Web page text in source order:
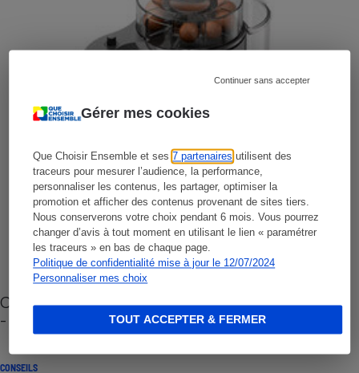
Gérer mes cookies
Que Choisir Ensemble et ses7 partenaires utilisent des
traceurs pour mesurer l’audience, la performance,
personnaliser les contenus, les partager, optimiser la
promotion et afficher des contenus provenant de sites tiers.
Nous conserverons votre choix pendant 6 mois. Vous pourrez
changer d’avis à tout moment en utilisant le lien « paramétrer
les traceurs » en bas de chaque page.
Politique de confidentialité mise à jour le 12/07/2024
Personnaliser mes choix
Continuer sans accepter
TOUT ACCEPTER & FERMER
Cafetière à capsules zéro déchet CoffeeB (vidéo)
- Premières impressions
CONSEILS